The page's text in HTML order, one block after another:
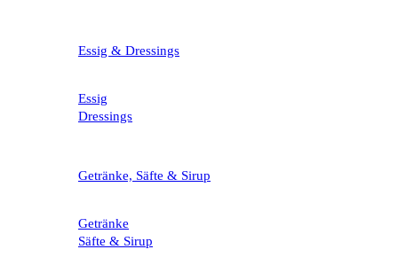
Essig & Dressings
Essig
Dressings
Getränke, Säfte & Sirup
Getränke
Säfte & Sirup